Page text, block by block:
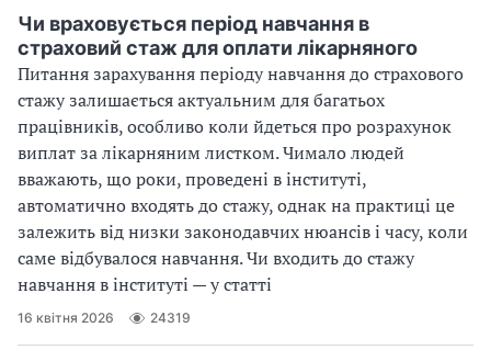
Чи враховується період навчання в
страховий стаж для оплати лікарняного
Питання зарахування періоду навчання до страхового
стажу залишається актуальним для багатьох
працівників, особливо коли йдеться про розрахунок
виплат за лікарняним листком. Чимало людей
вважають, що роки, проведені в інституті,
автоматично входять до стажу, однак на практиці це
залежить від низки законодавчих нюансів і часу, коли
саме відбувалося навчання. Чи входить до стажу
навчання в інституті — у статті
16 квітня 2026 24319